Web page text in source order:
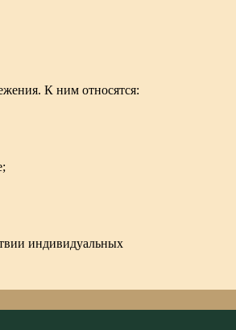
К ним относятся:
индивидуальных